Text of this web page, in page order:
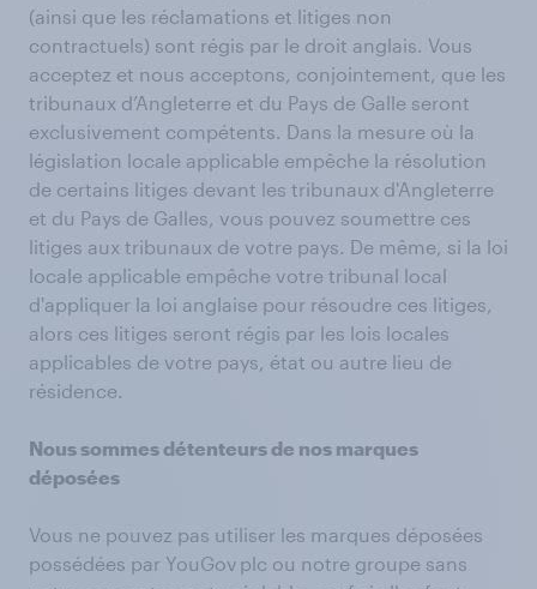
(ainsi que les réclamations et litiges non
contractuels) sont régis par le droit anglais. Vous
acceptez et nous acceptons, conjointement, que les
tribunaux d’Angleterre et du Pays de Galle seront
exclusivement compétents. Dans la mesure où la
législation locale applicable empêche la résolution
de certains litiges devant les tribunaux d'Angleterre
et du Pays de Galles, vous pouvez soumettre ces
litiges aux tribunaux de votre pays. De même, si la loi
locale applicable empêche votre tribunal local
d'appliquer la loi anglaise pour résoudre ces litiges,
alors ces litiges seront régis par les lois locales
applicables de votre pays, état ou autre lieu de
résidence.
Nous sommes détenteurs de nos marques
déposées
Vous ne pouvez pas utiliser les marques déposées
possédées par YouGov plc ou notre groupe sans